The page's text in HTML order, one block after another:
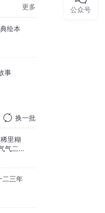
更多
绘本
事
换一批
里糊
气二年
二三年
公众号